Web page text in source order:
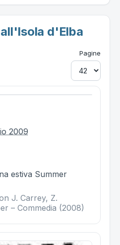
d'Elba
Pagine
2009
estiva Summer
J. Carrey, Z.
– Commedia (2008)